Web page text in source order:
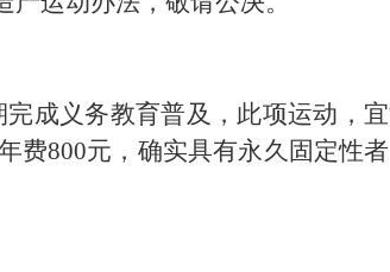
成义务教育普及，此项运动，
费800元，确实具有永久固定性